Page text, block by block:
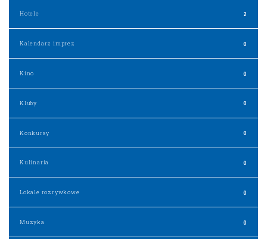
Hotele 2
Kalendarz imprez 0
Kino 0
Kluby 0
Konkursy 0
Kulinaria 0
Lokale rozrywkowe 0
Muzyka 0